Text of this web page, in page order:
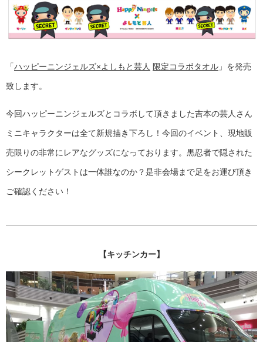
「ハッピーニンジェルズ×よしもと芸人 限定コラボタオル 」を発売
致します。
今回ハッピーニンジェルズとコラボして頂きました吉本の芸人さん
ミニキャラクターは全て新規描き下ろし！今回のイベント、現地販
売限りの非常にレアなグッズになっております。黒忍者で隠された
シークレットゲストは一体誰なのか？是非会場まで足をお運び頂き
ご確認ください！
【キッチンカー】